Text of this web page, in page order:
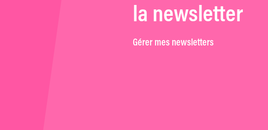
la newsletter
Gérer mes newsletters